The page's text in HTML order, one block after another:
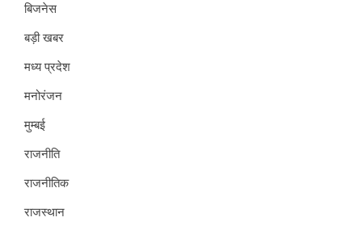
बिजनेस
बड़ी खबर
मध्य प्रदेश
मनोरंजन
मुम्बई
राजनीति
राजनीतिक
राजस्थान